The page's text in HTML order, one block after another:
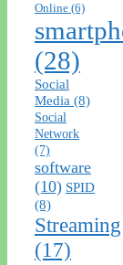
Online (6)
(28)
Social
Media (8)
Social
Network
(7)
software
(10) SPID
(8)
Streaming
(17)